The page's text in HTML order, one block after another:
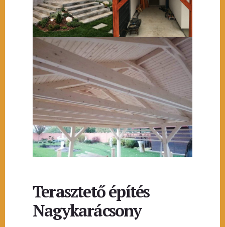
Terasztető építés
Nagykarácsony